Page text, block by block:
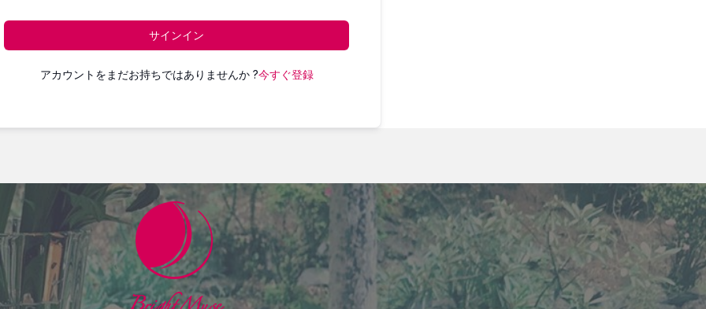
サインイン
アカウントをまだお持ちではありませんか ?今すぐ登録